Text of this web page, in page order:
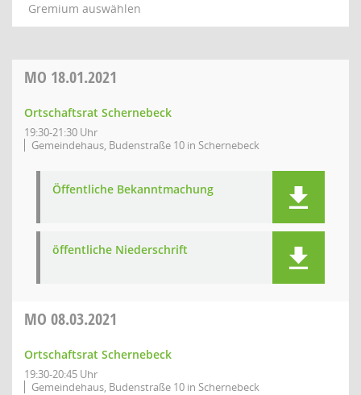
Gremium auswählen
MO 18.01.2021
Ortschaftsrat Schernebeck
19:30-21:30 Uhr
Gemeindehaus, Budenstraße 10 in Schernebeck
Öffentliche Bekanntmachung
öffentliche Niederschrift
MO 08.03.2021
Ortschaftsrat Schernebeck
19:30-20:45 Uhr
Gemeindehaus, Budenstraße 10 in Schernebeck